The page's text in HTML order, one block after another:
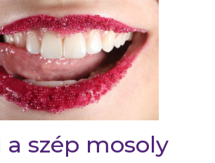
a szép mosoly